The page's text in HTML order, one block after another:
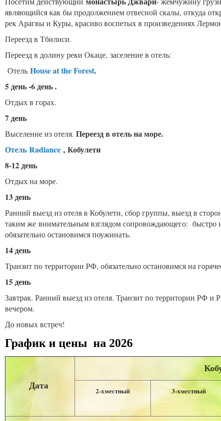
являющийся как бы продолжением отвесной скалы, откуда
рек Арагвы и Куры, красиво воспетых в произведениях
Переезд в Тбилиси.
Переезд в долину реки Окаце, заселение в отель:
Отель House at the Forest.
5 день -6 день .
Отдых в горах.
7 день
Выселение из отеля. Переезд в отель на море.
Отель Radiance , Кобулети
8-12 день
Отдых на море.
13 день
Ранний выезд из отеля в Кобулети, сбор группы, выезд в
таким же внимательным взглядом сопровождающего: быстро
обязательно остановимся поужинать.
14 день
Транзит по территории РФ, обязательно остановимся на
15 день
Завтрак. Ранний выезд из отеля. Транзит по территории РФ
вечером.
До новых встреч!
График и цены на 2026
Дата
2-хместный 3-хместный